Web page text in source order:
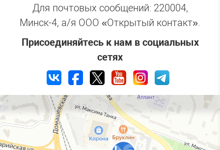
Для почтовых сообщений: 220004,
Минск-4, a/я ООО «Открытый контакт».
Присоединяйтесь к нам в социальных
сетях